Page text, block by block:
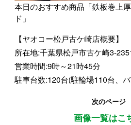
本日のおすすめ商品「鉄板巻上
ド」
【ヤオコー松戸古ケ崎店概要】
所在地:千葉県松戸市古ケ崎3-
営業時間:9時～21時45分
駐車台数:120台(駐輪場110台、
次のページ
画像一覧はこ